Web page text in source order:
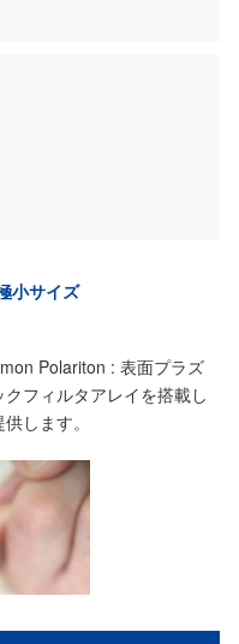
小サイズ
Polariton : 表面プラズ
フィルタアレイを搭載し
します。